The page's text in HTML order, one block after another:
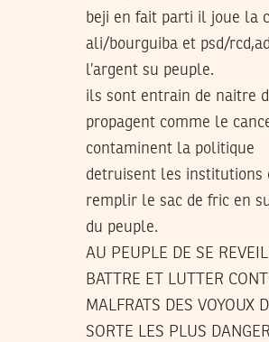
beji en fait parti il joue la
ali/bourguiba et psd/
l’argent su peuple.
ils sont entrain de naitre
propagent comme le
contaminent la politique
detruisent les institutions
remplir le sac de fric en
du peuple.
AU PEUPLE DE SE
BATTRE ET LUTTER
MALFRATS DES VOYOUX
SORTE LES PLUS